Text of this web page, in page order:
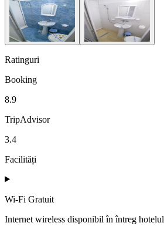
Ratinguri
Booking
8.9
TripAdvisor
3.4
Facilități
Wi-Fi Gratuit
Internet wireless disponibil în întreg hotelul